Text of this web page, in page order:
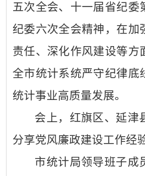
五次全会、十一届省纪委
纪委六次全会精神，在加
责任、深化作风建设等方
全市统计系统严守纪律底
统计事业高质量发展。
会上，红旗区、延津
分享党风廉政建设工作经
市统计局领导班子成